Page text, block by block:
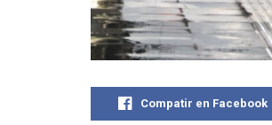
Compatir en Facebook